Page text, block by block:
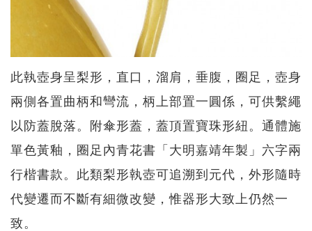
此執壺身呈梨形，直口，溜肩，垂腹，圈足，壺身
兩側各置曲柄和彎流，柄上部置一圓係，可供繫繩
以防蓋脫落。附傘形蓋，蓋頂置寶珠形紐。通體施
單色黃釉，圈足內青花書「大明嘉靖年製」六字兩
行楷書款。此類梨形執壺可追溯到元代，外形隨時
代變遷而不斷有細微改變，惟器形大致上仍然一
致。